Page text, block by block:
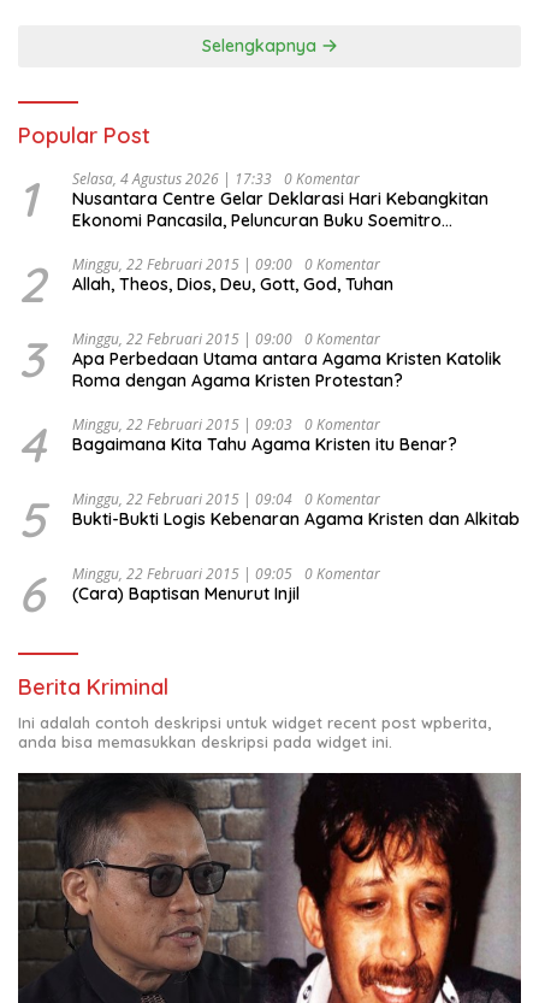
Selengkapnya
Popular Post
1 Selasa, 4 Agustus 2026 | 17:33 0 Komentar
Nusantara Centre Gelar Deklarasi Hari Kebangkitan
Ekonomi Pancasila, Peluncuran Buku Soemitro
Ekonomi Politik Indonesia) & Simposium Nasional
“Urgensi Undang-Undang Perekonomian Nasional dan
Indonesia Emas 2045”,
2 Minggu, 22 Februari 2015 | 09:00 0 Komentar
Allah, Theos, Dios, Deu, Gott, God, Tuhan
3 Minggu, 22 Februari 2015 | 09:00 0 Komentar
Apa Perbedaan Utama antara Agama Kristen Katolik
Roma dengan Agama Kristen Protestan?
4 Minggu, 22 Februari 2015 | 09:03 0 Komentar
Bagaimana Kita Tahu Agama Kristen itu Benar?
5 Minggu, 22 Februari 2015 | 09:04 0 Komentar
Bukti-Bukti Logis Kebenaran Agama Kristen dan Alkitab
6 Minggu, 22 Februari 2015 | 09:05 0 Komentar
(Cara) Baptisan Menurut Injil
Berita Kriminal
Ini adalah contoh deskripsi untuk widget recent post wpberita,
anda bisa memasukkan deskripsi pada widget ini.